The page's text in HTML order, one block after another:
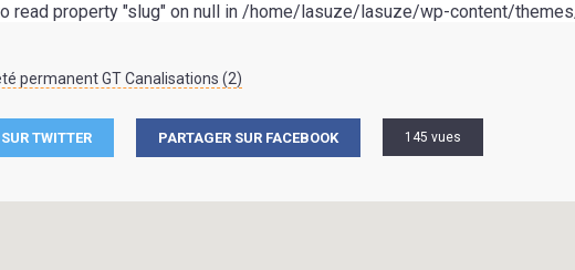
read property "slug" on null in /home/lasuze/lasuze/wp-content/
permanent GT Canalisations (2)
TWITTER PARTAGER SUR FACEBOOK 145 vues